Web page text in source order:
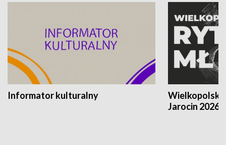
Informator kulturalny
Jarocin 2026